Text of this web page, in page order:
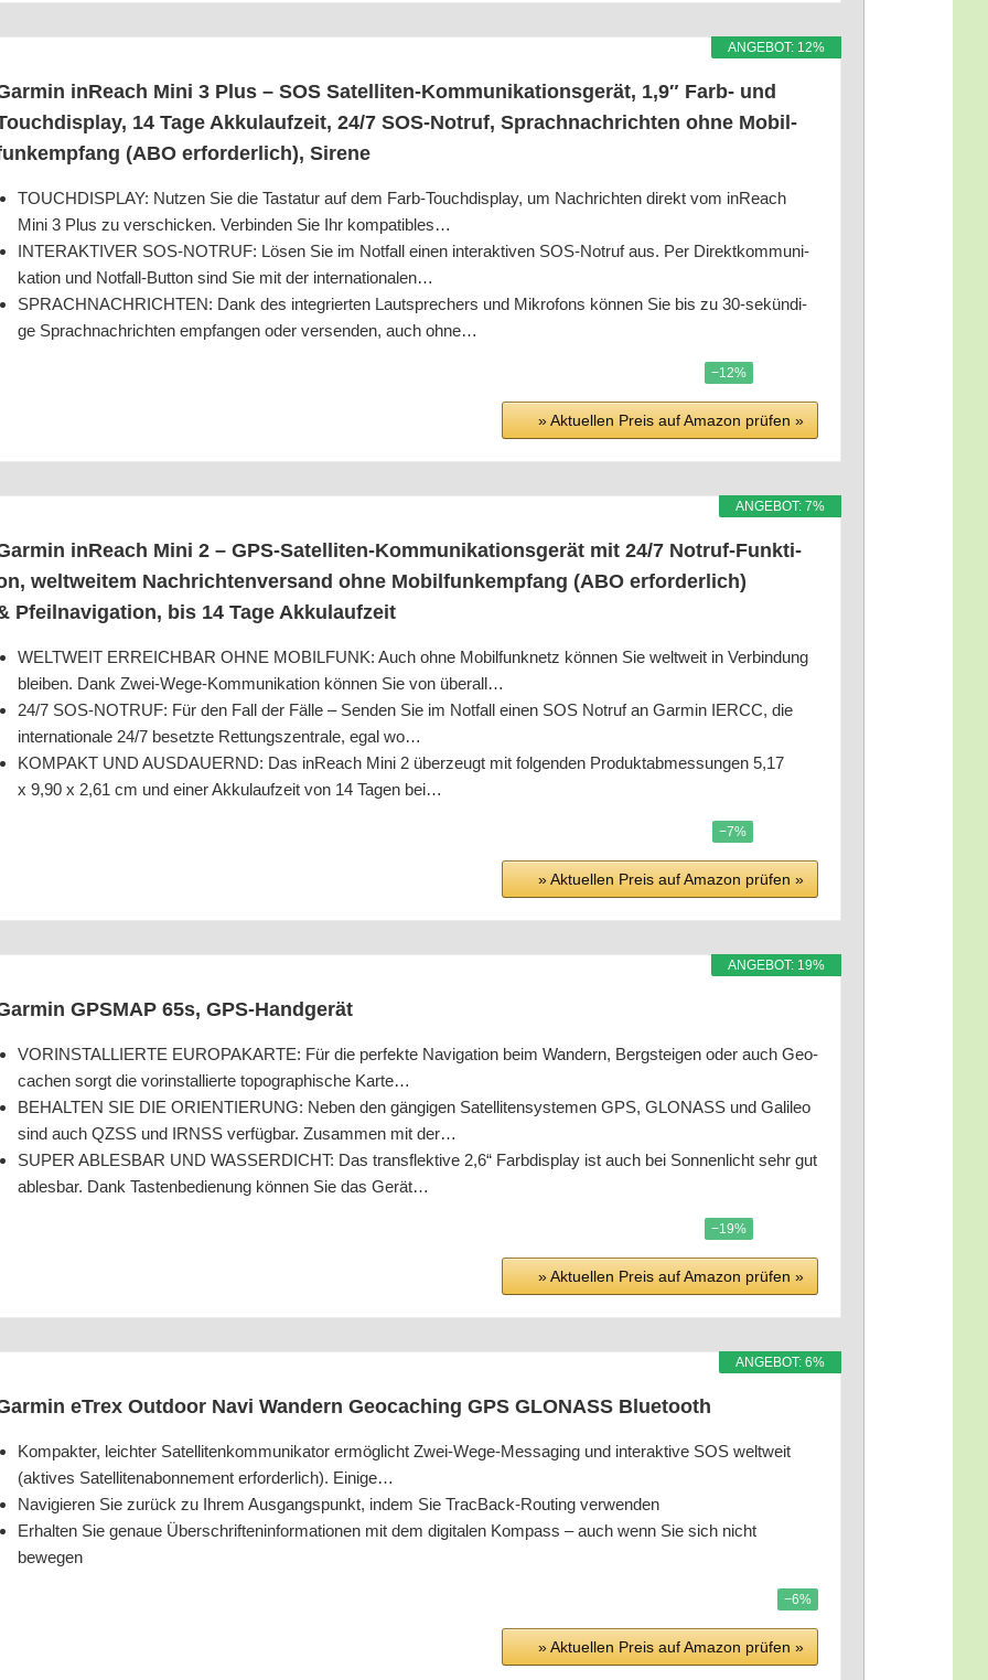
ANGE­BOT: 12%
inReach Mini 3 Plus – SOS Satel­li­ten-Kom­mu­ni­ka­ti­ons­ge­rät, 1,9″ Farb- und
14 Tage Akku­lauf­zeit, 24/​7 SOS-Not­ruf, Sprach­nach­rich­ten ohne Mobil­
(ABO erfor­der­lich), Sirene
TOUCHDISPLAY: Nut­zen Sie die Tas­ta­tur auf dem Farb-Touch­dis­play, um Nach­rich­ten direkt vom inReach
Mini 3 Plus zu ver­schi­cken. Ver­bin­den Sie Ihr kompatibles…
INTERAKTIVER SOS-NOTRUF: Lösen Sie im Not­fall einen inter­ak­ti­ven SOS-Not­ruf aus. Per Direkt­kom­mu­ni­
ka­ti­on und Not­fall-But­ton sind Sie mit der internationalen…
SPRACHNACHRICHTEN: Dank des inte­grier­ten Laut­spre­chers und Mikro­fons kön­nen Sie bis zu 30-sekün­di­
ge Sprach­nach­rich­ten emp­fan­gen oder ver­sen­den, auch ohne…
−12%
» Aktu­el­len Preis auf Ama­zon prü­fen »
ANGE­BOT: 7%
inReach Mini 2 – GPS-Satel­li­ten-Kom­mu­ni­ka­ti­ons­ge­rät mit 24/​7 Not­ruf-Funk­ti­
welt­wei­tem Nach­rich­ten­ver­sand ohne Mobil­funk­emp­fang (ABO erfor­der­lich)
Pfeil­na­vi­ga­ti­on, bis 14 Tage Akkulaufzeit
WELTWEIT ERREICHBAR OHNE MOBILFUNK: Auch ohne Mobil­funk­netz kön­nen Sie welt­weit in Ver­bin­dung
blei­ben. Dank Zwei-Wege-Kom­mu­ni­ka­ti­on kön­nen Sie von überall…
24/​7 SOS-NOTRUF: Für den Fall der Fäl­le – Sen­den Sie im Not­fall einen SOS Not­ruf an Gar­min IERCC, die
inter­na­tio­na­le 24/​7 besetz­te Ret­tungs­zen­tra­le, egal wo…
KOMPAKT UND AUSDAUERND: Das inReach Mini 2 über­zeugt mit fol­gen­den Pro­duktab­mes­sun­gen 5,17
x 9,90 x 2,61 cm und einer Akku­lauf­zeit von 14 Tagen bei…
−7%
» Aktu­el­len Preis auf Ama­zon prü­fen »
ANGE­BOT: 19%
GPSMAP 65s, GPS-Handgerät
VORINSTALLIERTE EUROPAKARTE: Für die per­fek­te Navi­ga­ti­on beim Wan­dern, Berg­stei­gen oder auch Geo­
cachen sorgt die vor­in­stal­lier­te topo­gra­phi­sche Karte…
BEHALTEN SIE DIE ORIENTIERUNG: Neben den gän­gi­gen Satel­li­ten­sys­te­men GPS, GLONASS und Gali­leo
sind auch QZSS und IRNSS ver­füg­bar. Zusam­men mit der…
SUPER ABLESBAR UND WASSERDICHT: Das trans­flek­ti­ve 2,6“ Farb­dis­play ist auch bei Son­nen­licht sehr gut
ables­bar. Dank Tas­ten­be­die­nung kön­nen Sie das Gerät…
−19%
» Aktu­el­len Preis auf Ama­zon prü­fen »
ANGE­BOT: 6%
eTrex Out­door Navi Wan­dern Geo­caching GPS GLONASS Bluetooth
Kom­pak­ter, leich­ter Satel­li­ten­kom­mu­ni­ka­tor ermög­licht Zwei-Wege-Mes­sa­ging und inter­ak­ti­ve SOS welt­weit
(akti­ves Satel­li­ten­abon­ne­ment erfor­der­lich). Einige…
Navi­gie­ren Sie zurück zu Ihrem Aus­gangs­punkt, indem Sie Trac­Back-Rou­ting verwenden
Erhal­ten Sie genaue Über­schrif­ten­in­for­ma­tio­nen mit dem digi­ta­len Kom­pass – auch wenn Sie sich nicht
bewegen
−6%
» Aktu­el­len Preis auf Ama­zon prü­fen »